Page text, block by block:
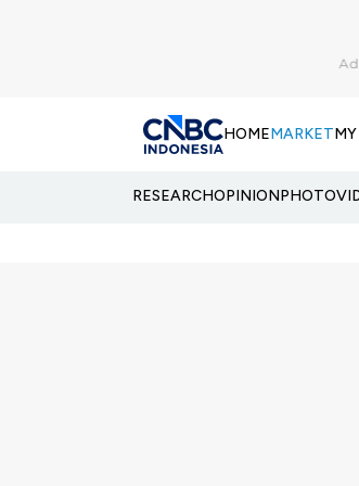
HOMEMARKET
RESEARCHOPINIONPHOTO